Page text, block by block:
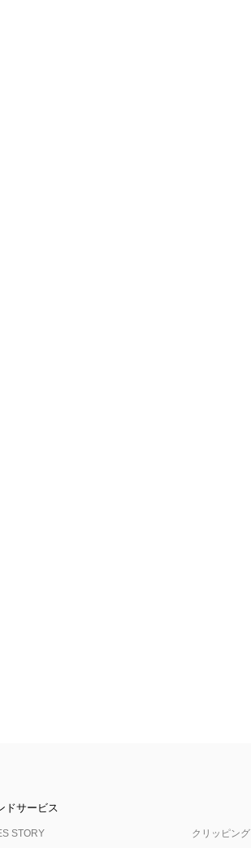
ドサービス
STORY クリッピング